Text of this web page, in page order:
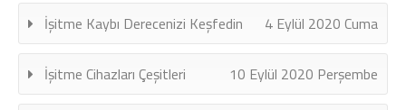
İşitme Kaybı Derecenizi Keşfedin 4 Eylül 2020 Cuma
İşitme Cihazları Çeşitleri 10 Eylül 2020 Perşembe